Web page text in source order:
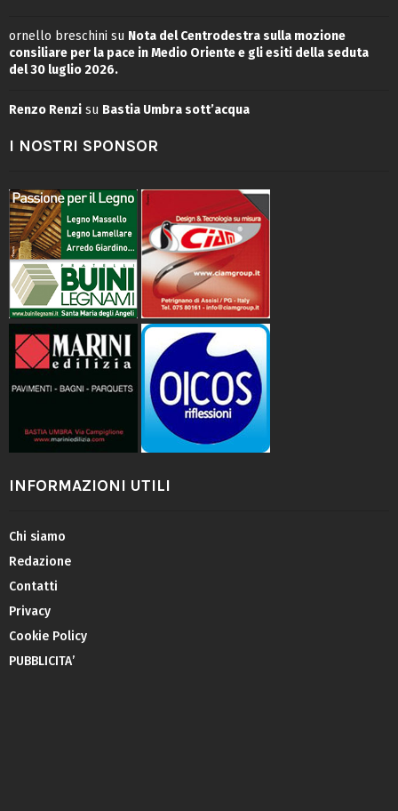
ornello breschini su Nota del Centrodestra sulla mozione
consiliare per la pace in Medio Oriente e gli esiti della seduta
del 30 luglio 2026.
Renzo Renzi su Bastia Umbra sott’acqua
I NOSTRI SPONSOR
INFORMAZIONI UTILI
Chi siamo
Redazione
Contatti
Privacy
Cookie Policy
PUBBLICITA’